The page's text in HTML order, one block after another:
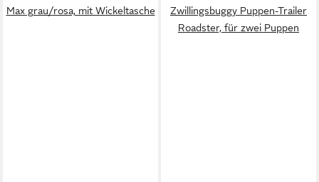
Max grau/rosa, mit Wickeltasche
Zwillingsbuggy Puppen-Trailer
Roadster, für zwei Puppen